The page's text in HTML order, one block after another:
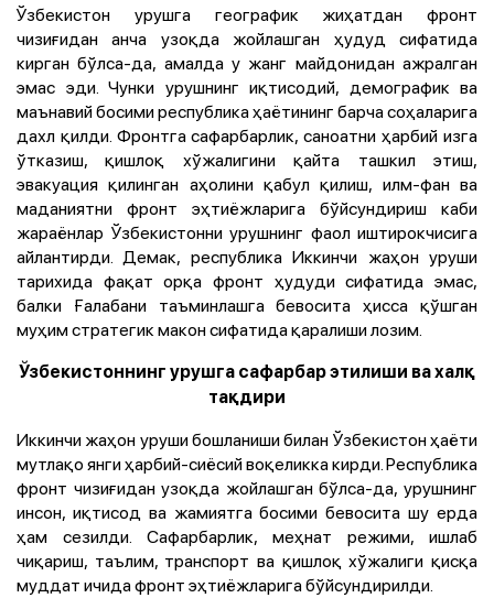
Ўзбекистон урушга географик жиҳатдан фронт
чизиғидан анча узоқда жойлашган ҳудуд сифатида
кирган бўлса-да, амалда у жанг майдонидан ажралган
эмас эди. Чунки урушнинг иқтисодий, демографик ва
маънавий босими республика ҳаётининг барча соҳаларига
дахл қилди. Фронтга сафарбарлик, саноатни ҳарбий изга
ўтказиш, қишлоқ хўжалигини қайта ташкил этиш,
эвакуация қилинган аҳолини қабул қилиш, илм-фан ва
маданиятни фронт эҳтиёжларига бўйсундириш каби
жараёнлар Ўзбекистонни урушнинг фаол иштирокчисига
айлантирди. Демак, республика Иккинчи жаҳон уруши
тарихида фақат орқа фронт ҳудуди сифатида эмас,
балки Ғалабани таъминлашга бевосита ҳисса қўшган
муҳим стратегик макон сифатида қаралиши лозим.
Ўзбекистоннинг урушга сафарбар этилиши ва халқ
тақдири
Иккинчи жаҳон уруши бошланиши билан Ўзбекистон ҳаёти
мутлақо янги ҳарбий-сиёсий воқеликка кирди. Республика
фронт чизиғидан узоқда жойлашган бўлса-да, урушнинг
инсон, иқтисод ва жамиятга босими бевосита шу ерда
ҳам сезилди. Сафарбарлик, меҳнат режими, ишлаб
чиқариш, таълим, транспорт ва қишлоқ хўжалиги қисқа
муддат ичида фронт эҳтиёжларига бўйсундирилди.